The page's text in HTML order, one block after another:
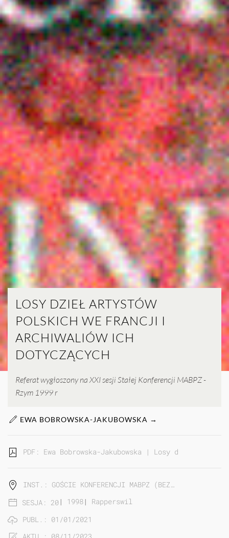
LOSY DZIEŁ ARTYSTÓW
POLSKICH WE FRANCJI I
ARCHIWALIÓW ICH
DOTYCZĄCYCH
Referat wygłoszony na XXI sesji Stałej Konferencji MABPZ -
Rzym 1999 r
EWA BOBROWSKA-JAKUBOWSKA →
PDF: Ewa Bobrowska-Jakubowska | Losy dzieł
INST.: GOŚCIE KONFERENCJI MABPZ (BEZ…
SESJA: 20| 1998| Rapperswil
PUBL.: 01/01/2021